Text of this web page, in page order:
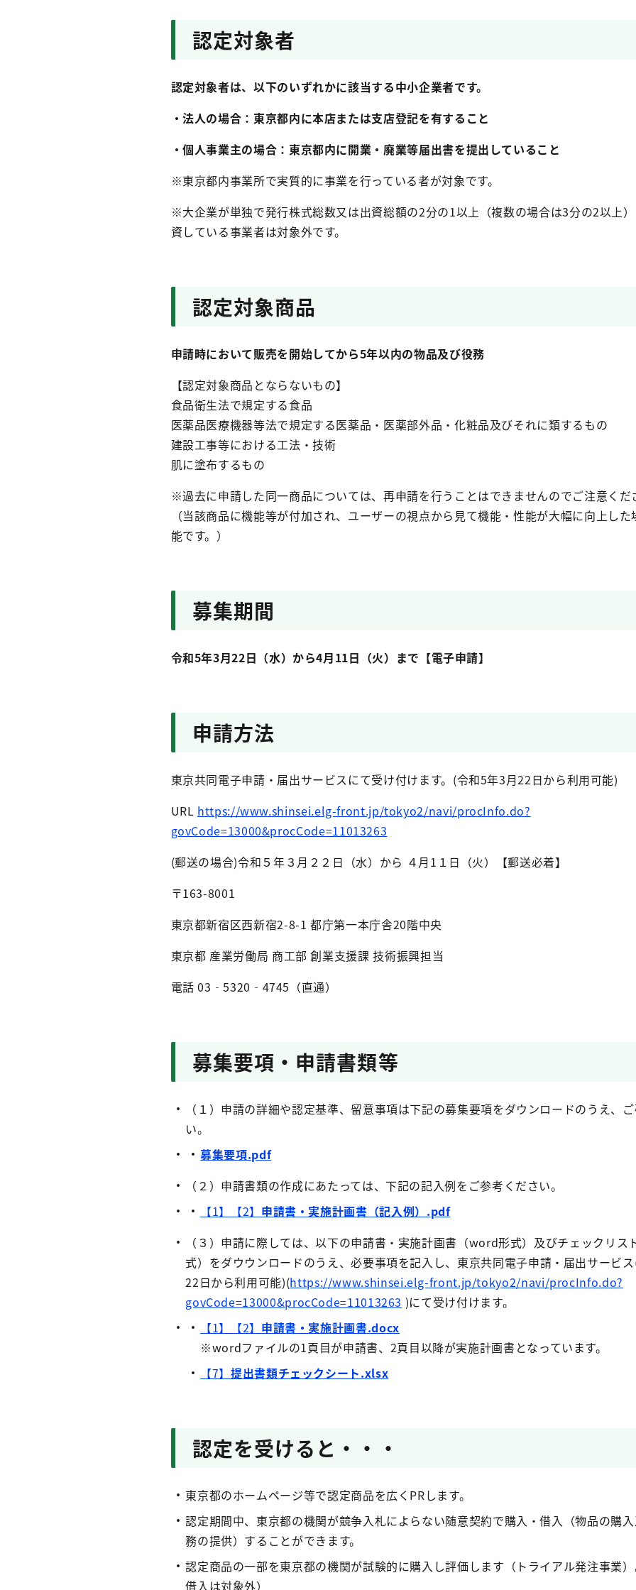
認定対象者
認定対象者は、以下のいずれかに該当する中小企業者です。
・法人の場合：東京都内に本店または支店登記を有すること
・個人事業主の場合：東京都内に開業・廃業等届出書を提出していること
※東京都内事業所で実質的に事業を行っている者が対象です。
※大企業が単独で発行株式総数又は出資総額の2分の1以上（複数の場合は3分の2以上
資している事業者は対象外です。
認定対象商品
申請時において販売を開始してから5年以内の物品及び役務
【認定対象商品とならないもの】
食品衛生法で規定する食品
医薬品医療機器等法で規定する医薬品・医薬部外品・化粧品及びそれに類するもの
建設工事等における工法・技術
肌に塗布するもの
※過去に申請した同一商品については、再申請を行うことはできませんのでご注意くだ
（当該商品に機能等が付加され、ユーザーの視点から見て機能・性能が大幅に向上し
能です。）
募集期間
令和5年3月22日（水）から4月11日（火）まで【電子申請】
申請方法
東京共同電子申請・届出サービスにて受け付けます。(令和5年3月22日から利用可能)
URL https://www.shinsei.elg-front.jp/tokyo2/navi/procInfo.do?
govCode=13000&procCode=11013263
(郵送の場合)令和５年３月２２日（水）から ４月1１日（火）【郵送必着】
〒163-8001
東京都新宿区西新宿2-8-1 都庁第一本庁舎20階中央
東京都 産業労働局 商工部 創業支援課 技術振興担当
電話 03‐5320‐4745（直通）
募集要項・申請書類等
（１）申請の詳細や認定基準、留意事項は下記の募集要項をダウンロードのうえ、
い。
募集要項.pdf
（２）申請書類の作成にあたっては、下記の記入例をご参考ください。
【1】【2】 申請書・実施計画書（記入例）.pdf
（３）申請に際しては、以下の申請書・実施計画書（word形式）及びチェックリス
式）をダウウンロードのうえ、必要事項を記入し、 東京共同電子申請・届出サービス
22日から利用可能)(https://www.shinsei.elg-front.jp/tokyo2/navi/procInfo.do?
govCode=13000&procCode=11013263 )にて受け付けます。
【1】【2】 申請書・実施計画書.docx
※wordファイルの1頁目が申請書、2頁目以降が実施計画書となっています。
【7】提出書類チェックシート.xlsx
認定を受けると・・・
東京都のホームページ等で認定商品を広くPRします。
認定期間中、東京都の機関が競争入札によらない随意契約で購入・借入（物品の購
務の提供）することができます。
認定商品の一部を東京都の機関が試験的に購入し評価します（トライアル発注事業
借入は対象外）